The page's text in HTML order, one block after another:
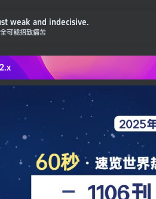
weak and indecisive.
可能招致痛苦